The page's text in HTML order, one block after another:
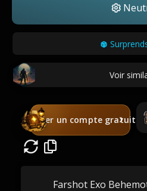
Voir
Créer un compte gratuit
Farshot Exo